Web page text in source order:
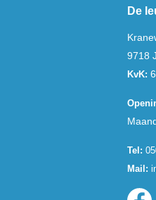
De
9718
KvK:
Tel:
Mail: